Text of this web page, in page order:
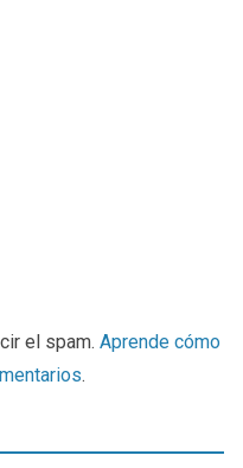
el spam. Aprende cómo
.